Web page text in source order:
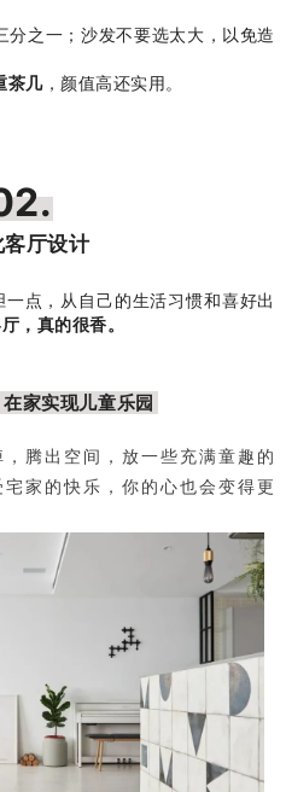
之一；沙发不要选太大，以免造
茶几，颜值高还实用。
客厅设计
点，从自己的生活习惯和喜好出
，真的很香。
家实现儿童乐园
腾出空间，放一些充满童趣的
家的快乐，你的心也会变得更